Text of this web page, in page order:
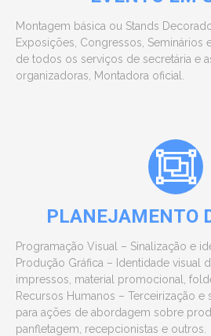
Montagem básica ou Stands
Exposições, Congressos, Seminários
de todos os serviços de secretária e
organizadoras, Montadora oficial.
PLANEJAMENTO
Programação Visual – Sinalização e
Produção Gráfica – Identidade visual
impressos, material promocional,
Recursos Humanos – Terceirização
para ações de abordagem sobre
panfletagem, recepcionistas e outros.